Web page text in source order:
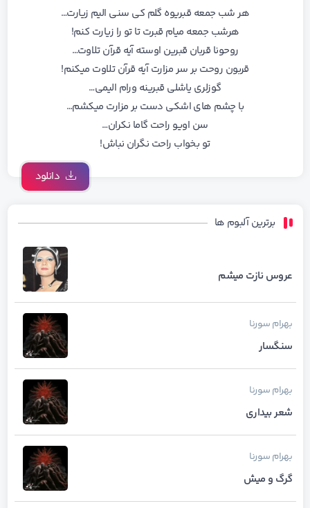
برترین آلبوم ها
عروس نازت میشم
بهرامسورنا
سنگسار
بهرامسورنا
شعر بیداری
بهرامسورنا
گرگ و میش
هر شب جمعه قبریوه گلم کی سنی الیم زیارت…
هرشب جمعه میام قبرت تا تو را زیارت کنم!
روحونا قربان قبرین اوسته آیه قرآن تلاوت…
قربون روحت بر سر مزارت آیه قرآن تلاوت میکنم!
گوزلری یاشلی قبرینه ورام الیمی…
با چشم های اشکی دست بر مزارت میکشم…
سن اویو راحت گاما نکران…
تو بخواب راحت نگران نباش!
دانلود